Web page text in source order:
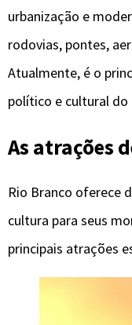
urbanização e
rodovias, pontes,
Atualmente, é o
político e cultural do
As atrações
Rio Branco oferece
cultura para seus
principais atrações